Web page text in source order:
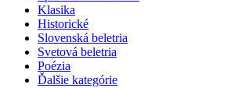
Klasika
Historické
Slovenská beletria
Svetová beletria
Poézia
Ďalšie kategórie